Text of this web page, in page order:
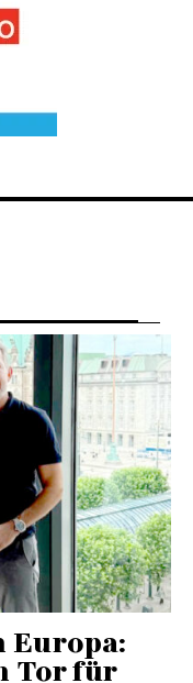
Europa:
Tor für